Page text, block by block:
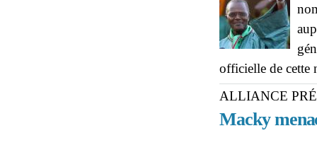
officielle de
ALLIANCE
Macky